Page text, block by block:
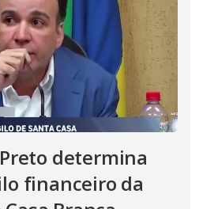
determina
financeiro da